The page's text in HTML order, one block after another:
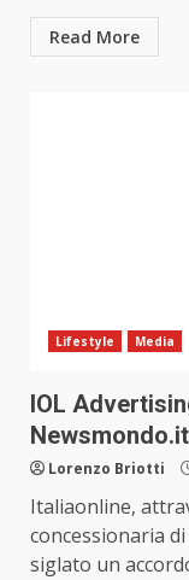
Read More
Lifestyle Media
IOL
Lorenzo Briotti
Italiaonline,
concessionaria
siglato un